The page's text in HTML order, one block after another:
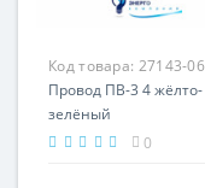
не экранированный
ПВ
Код товара: 27143-06
Провод ПВ-3 4 жёлто-
зелёный
0